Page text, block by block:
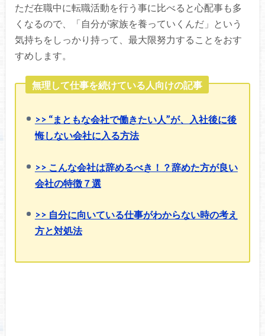
ただ在職中に転職活動を行う事に比べると心配事も多
くなるので、「自分が家族を養っていくんだ」という
気持ちをしっかり持って、最大限努力することをおす
すめします。
無理して仕事を続けている人向けの記事
>> “まともな会社で働きたい人”が、入社後に後
悔しない会社に入る方法
>> こんな会社は辞めるべき！？辞めた方が良い
会社の特徴７選
>> 自分に向いている仕事がわからない時の考え
方と対処法